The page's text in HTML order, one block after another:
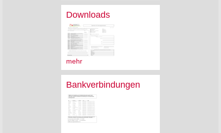
Downloads
mehr
Bankverbindungen